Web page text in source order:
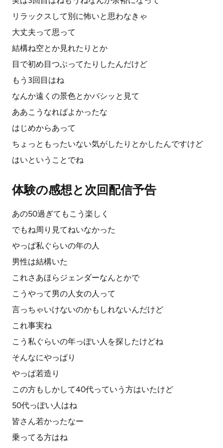
リラックスして別に怖いと思わなきゃ
大丈夫って思って
結構ね空とか見れたりとか
目で初め目つぶってたりしたんだけど
もう3回目はね
なんか遠くの景色とかバシッと見て
ああこうなればよかったな
はじめからあって
ちょっともったいない気がしたりとかしたんですけど
はいということでね
体験の感想と次回配信予告
あの50過ぎてもこう楽しく
でもね周り見てねいなかった
やっぱ私ぐらいの年の人
男性は結構いた
これさあほらジェンダーなんとかで
こうやって男の人女の人って
言っちゃいけないのかもしれないんだけど
これ事実ね
こう私ぐらいの年っぽい人を探したけどね
そんなにやっぱり
やっぱ若造り
この方もしかして40代っていう方はいたけど
50代っぽい人はね
皆さん若かったなー
乗ってる方はね